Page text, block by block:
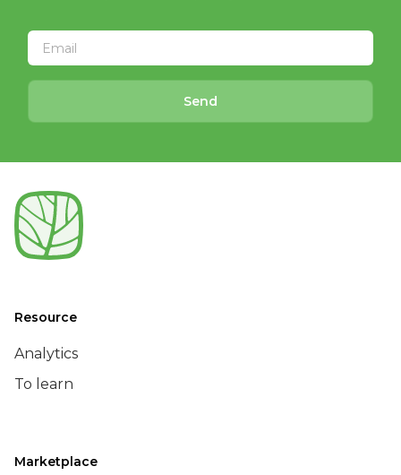
Send
Resource
Analytics
To learn
Marketplace